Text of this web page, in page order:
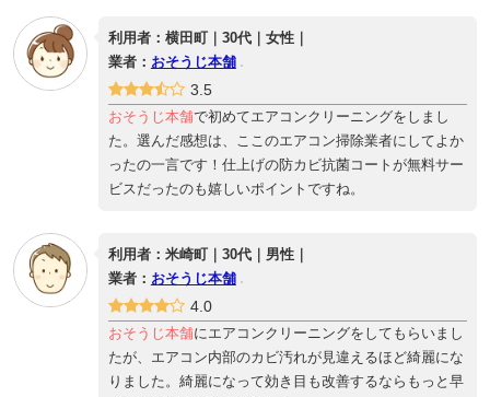
利用者：横田町｜30代｜女性｜
業者： おそうじ本舗
3.5
おそうじ本舗で初めてエアコンクリーニングをしまし
た。選んだ感想は、ここのエアコン掃除業者にしてよか
ったの一言です！仕上げの防カビ抗菌コートが無料サー
ビスだったのも嬉しいポイントですね。
利用者：米崎町｜30代｜男性｜
業者： おそうじ本舗
4.0
おそうじ本舗にエアコンクリーニングをしてもらいまし
たが、エアコン内部のカビ汚れが見違えるほど綺麗にな
りました。綺麗になって効き目も改善するならもっと早